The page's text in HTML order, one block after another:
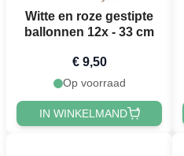
Witte en roze gestipte
ballonnen 12x - 33 cm
€ 9,50
Op voorraad
IN WINKELMAND